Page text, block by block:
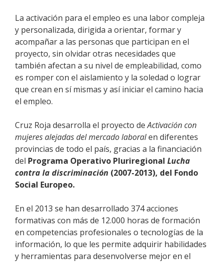
La activación para el empleo es una labor compleja
y personalizada, dirigida a orientar, formar y
acompañar a las personas que participan en el
proyecto, sin olvidar otras necesidades que
también afectan a su nivel de empleabilidad, como
es romper con el aislamiento y la soledad o lograr
que crean en sí mismas y así iniciar el camino hacia
el empleo.
Cruz Roja desarrolla el proyecto deActivación con
mujeres alejadas del mercado laboralen diferentes
provincias de todo el país, gracias a la financiación
del Programa Operativo Pluriregional Lucha
contra la discriminación (2007-2013), del Fondo
Social Europeo.
En el 2013 se han desarrollado 374 acciones
formativas con más de 12.000 horas de formación
en competencias profesionales o tecnologías de la
información, lo que les permite adquirir habilidades
y herramientas para desenvolverse mejor en el